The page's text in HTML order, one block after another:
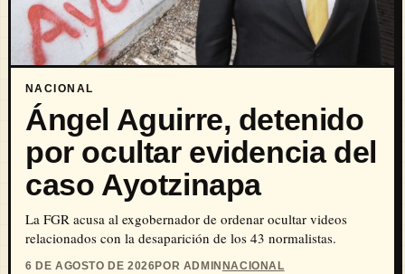
NACIONAL
Ángel Aguirre, detenido
por ocultar evidencia del
caso Ayotzinapa
La FGR acusa al exgobernador de ordenar ocultar videos
relacionados con la desaparición de los 43 normalistas.
6 DE AGOSTO DE 2026POR ADMIN NACIONAL